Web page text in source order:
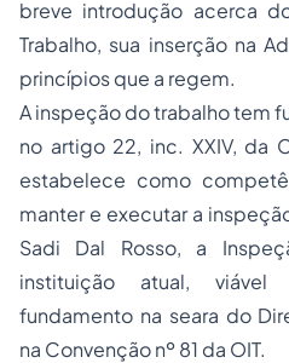
breve introdução acerca
Trabalho, sua inserção na
princípios que a regem.
A inspeção do trabalho tem
no artigo 22, inc. XXIV, da
estabelece como
manter e executar a
Sadi Dal Rosso, a
instituição atual, viável
fundamento na seara do
na Convenção nº 81 da OIT.